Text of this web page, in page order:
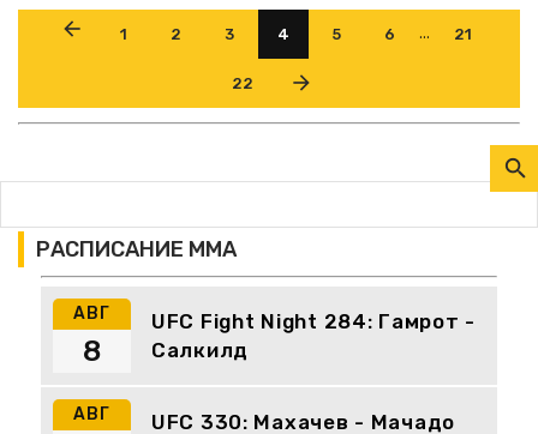
РАСПИСАНИЕ ММА
АВГ
UFC Fight Night 284: Гамрот -
Салкилд
8
АВГ
UFC 330: Махачев - Мачадо
1 2 3 4 5 6 ... 21
22